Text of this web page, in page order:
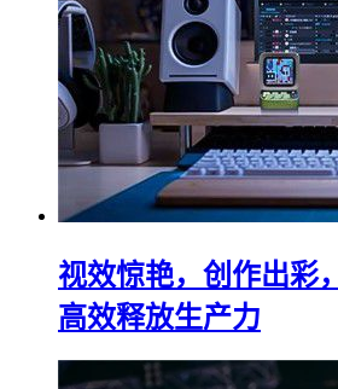
视效惊艳，创作出彩
高效释放生产力